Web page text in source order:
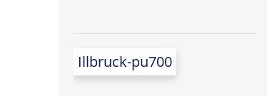
Illbruck-pu700